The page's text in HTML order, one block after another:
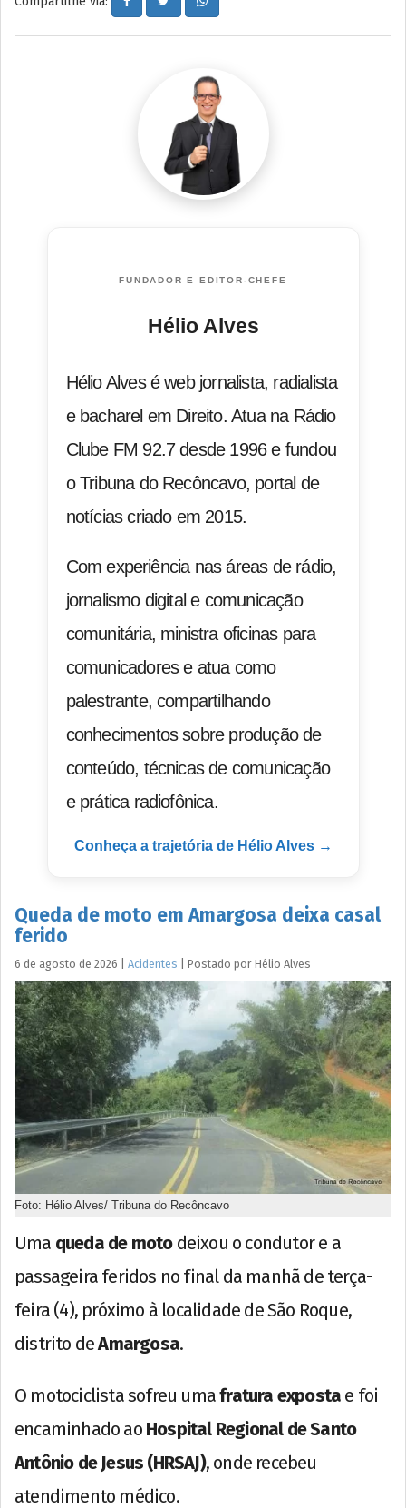
FUNDADOR E EDITOR-CHEFE
Hélio Alves
Hélio Alves é web jornalista, radialista
e bacharel em Direito. Atua na Rádio
Clube FM 92.7 desde 1996 e fundou
o Tribuna do Recôncavo, portal de
notícias criado em 2015.
Com experiência nas áreas de rádio,
jornalismo digital e comunicação
comunitária, ministra oficinas para
comunicadores e atua como
palestrante, compartilhando
conhecimentos sobre produção de
conteúdo, técnicas de comunicação
e prática radiofônica.
Conheça a trajetória de Hélio Alves →
Queda de moto em Amargosa deixa casal
ferido
6 de agosto de 2026 Acidentes Postado por Hélio Alves
Foto: Hélio Alves/ Tribuna do Recôncavo
Uma queda de motodeixou o condutor e a
passageira feridos no final da manhã de terça-
feira (4), próximo à localidade de São Roque,
distrito deAmargosa.
O motociclista sofreu umafratura exposta e foi
encaminhado ao Hospital Regional de Santo
Antônio de Jesus (HRSAJ), onde recebeu
atendimento médico.